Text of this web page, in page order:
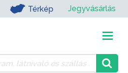
Térkép Jegyvásárlás